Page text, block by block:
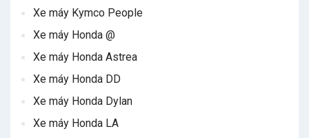
Xe máy Kymco People
Xe máy Honda @
Xe máy Honda Astrea
Xe máy Honda DD
Xe máy Honda Dylan
Xe máy Honda LA